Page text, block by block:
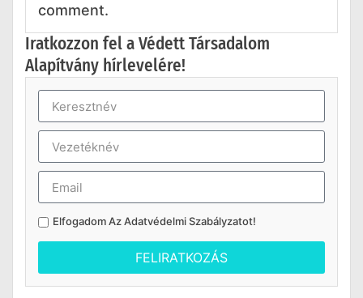
comment.
Iratkozzon fel a Védett Társadalom
Alapítvány hírlevelére!
Elfogadom AzAdatvédelmi Szabályzatot!
FELIRATKOZÁS